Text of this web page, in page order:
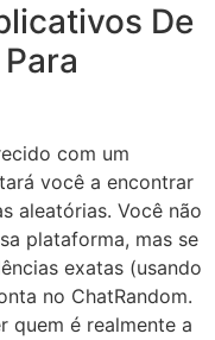
De
com um
você a encontrar
aleatórias. Você não
plataforma, mas se
exatas (usando
no ChatRandom.
quem é realmente a